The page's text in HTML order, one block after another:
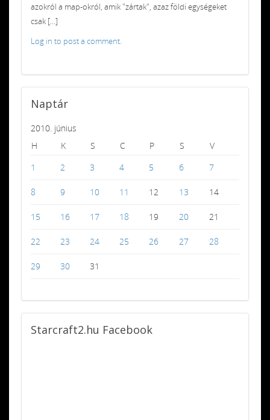
azokról a map-okról, amik "zártak", azaz földi egységeket
csak [...]
Log in to post a comment.
Naptár
2010. június
H
K S C P S
V
1
2 3 4 5 6 7
8 9 10 11 12 13 14
15 16 17 18 19 20 21
22 23 24 25 26 27 28
29 30 31
Starcraft2.hu Facebook